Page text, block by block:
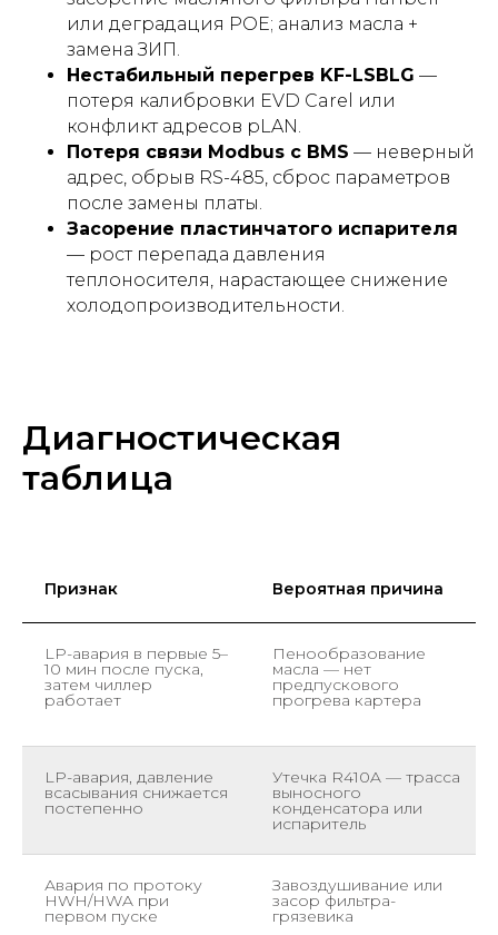
или деградация POE; анализ масла +
замена ЗИП.
Нестабильный перегрев KF-LSBLG —
потеря калибровки EVD Carel или
конфликт адресов pLAN.
Потеря связи Modbus с BMS — неверный
адрес, обрыв RS-485, сброс параметров
после замены платы.
Засорение пластинчатого испарителя
— рост перепада давления
теплоносителя, нарастающее снижение
холодопроизводительности.
Диагностическая
таблица
Признак Вероятная причина
LP-авария в первые 5–
10 мин после пуска,
затем чиллер
работает
Пенообразование
масла — нет
предпускового
прогрева картера
LP-авария, давление
всасывания снижается
постепенно
Утечка R410A — трасса
выносного
конденсатора или
испаритель
Авария по протоку
HWH/HWA при
первом пуске
Завоздушивание или
засор фильтра-
грязевика